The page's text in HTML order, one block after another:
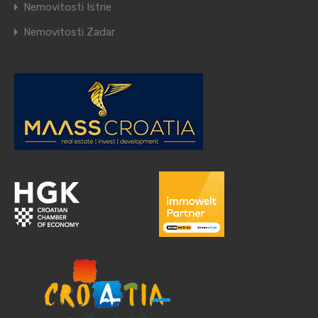
Nemovitosti Istrie
Nemovitosti Zadar